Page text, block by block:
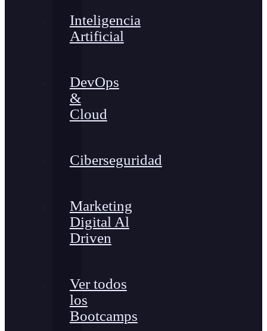
Inteligencia
Artificial
DevOps
&
Cloud
Ciberseguridad
Marketing
Digital Al
Driven
Ver todos
los
Bootcamps